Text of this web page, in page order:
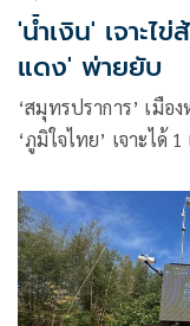
'น้ำเงิน' เจาะไ
แดง' พ่ายยับ
‘สมุทรปราการ’ เมือ
‘ภูมิใจไทย’ เจาะได้